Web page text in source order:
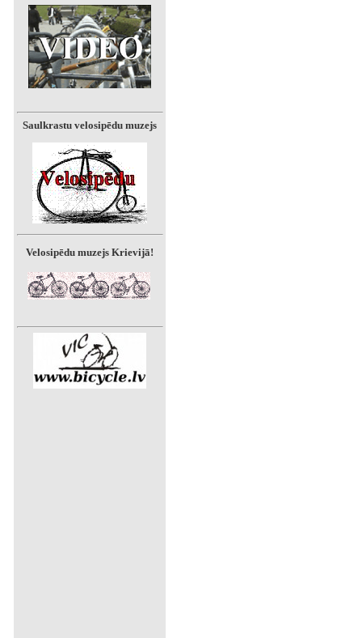
Saulkrastu velosipēdu muzejs
Velosipēdu muzejs Krievijā!